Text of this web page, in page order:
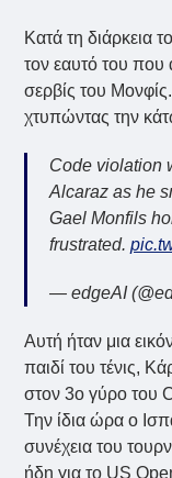
Κατά τη διάρκεια
τον εαυτό του που
σερβίς του
χτυπώντας την
Code violation
Alcaraz as he
Gael Monfils
frustrated.
— edgeAI
Αυτή ήταν μια
παιδί του τένις,
στον 3ο γύρο του
Την ίδια ώρα ο
συνέχεια του
ήδη για το US